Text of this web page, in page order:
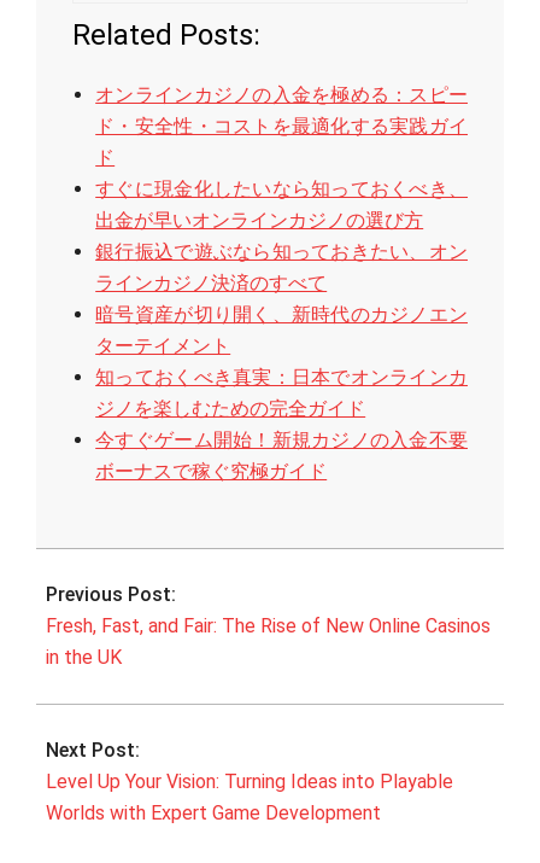
Related Posts:
オンラインカジノの入金を極める：スピー
ド・安全性・コストを最適化する実践ガイ
ド
すぐに現金化したいなら知っておくべき、
出金が早いオンラインカジノの選び方
銀行振込で遊ぶなら知っておきたい、オン
ラインカジノ決済のすべて
暗号資産が切り開く、新時代のカジノエン
ターテイメント
知っておくべき真実：日本でオンラインカ
ジノを楽しむための完全ガイド
今すぐゲーム開始！新規カジノの入金不要
ボーナスで稼ぐ究極ガイド
2025-
30
Previous Post:
Fresh, Fast, and Fair: The Rise of New Online Casinos
in the UK
Next Post:
Level Up Your Vision: Turning Ideas into Playable
Worlds with Expert Game Development